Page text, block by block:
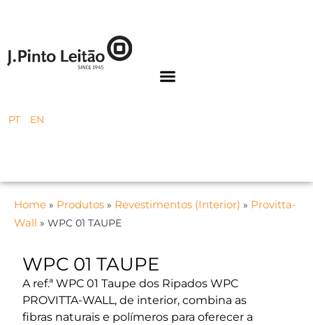
PT EN
Home » Produtos » Revestimentos (Interior) » Provitta-
Wall » WPC 01 TAUPE
WPC 01 TAUPE
A ref.ª WPC 01 Taupe dos Ripados WPC
PROVITTA-WALL, de interior, combina as
fibras naturais e polímeros para oferecer a